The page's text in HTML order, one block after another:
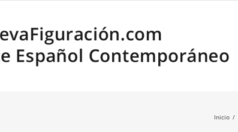
Inicio